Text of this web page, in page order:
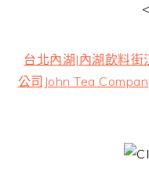
台北內湖|內湖飲料街
公司John Tea